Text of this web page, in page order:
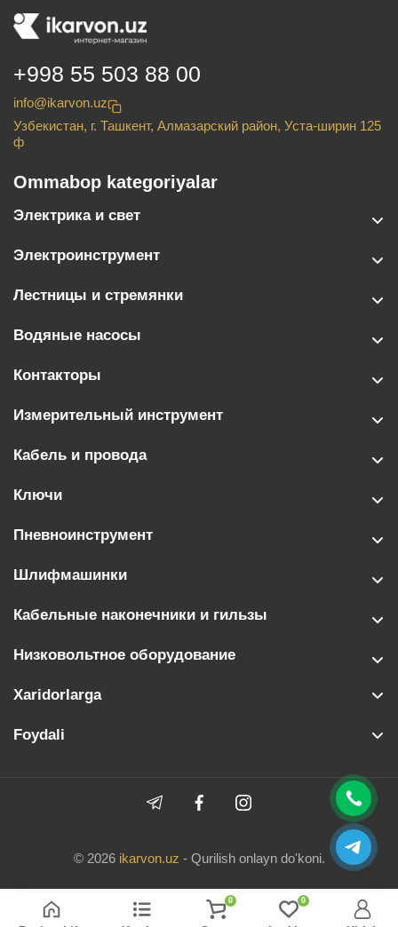
+998 55 503 88 00
info@ikarvon.uz
Узбекистан, г. Ташкент, Алмазарский район, Уста-ширин 125
ф
Ommabop kategoriyalar
Электрика и свет
Электроинструмент
Лестницы и стремянки
Водяные насосы
Контакторы
Измерительный инструмент
Кабель и провода
Ключи
Пневноинструмент
Шлифмашинки
Кабельные наконечники и гильзы
Низковольтное оборудование
Xaridorlarga
Foydali
© 2026 ikarvon.uz - Qurilish onlayn do'koni.
0 0